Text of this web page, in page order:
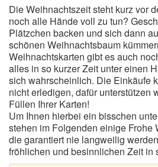
Die Weihnachtszeit steht kurz vor
noch alle Hände voll zu tun?
Plätzchen backen und sich dann
schönen Weihnachtsbaum
Weihnachtskarten gibt es auch
alles in so kurzer Zeit unter einen
sich wahrscheinlich. Die Einkäufe
nicht erledigen, dafür unterstützen
Füllen Ihrer Karten!
Um Ihnen hierbei ein bisschen
stehen im Folgenden einige Frohe
die garantiert nie langweilig
fröhlichen und besinnlichen Zeit in